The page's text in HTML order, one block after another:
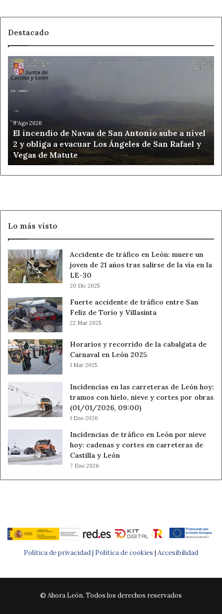
Destacado
El
incendio
de
Navas
San
Antonio
sube
nivel
2
y
Ángeles
de
San
Rafael
y
Vegas
Matute
9 Ago 2026
El incendio de Navas de San Antonio sube a nivel
2 y obliga a evacuar Los Ángeles de San Rafael y
Vegas de Matute
Lo más visto
Accidente de tráfico en León: muere un
joven de 21 años tras salirse de la vía en la
LE-30
20 Dic 2025
Fuerte accidente de tráfico entre San
Feliz de Torío y Villasinta
22 Mar 2025
Horarios y recorrido de la cabalgata de
Carnaval en León 2025
1 Mar 2025
Incidencias en las carreteras de León hoy:
tramos con hielo, nieve y cortes por obras
(01/01/2026, 09:00)
1 Ene 2026
Incidencias de tráfico en León por nieve
hoy: cadenas y cortes en carreteras de
Castilla y León
7 Ene 2026
Política de privacidad | Política de cookies | Accesibilidad
© Ahora León. Todos los derechos reservados